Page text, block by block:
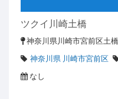
ツクイ川崎土橋
神奈川県川崎市宮前区土
神奈川県 川崎市宮前区
なし